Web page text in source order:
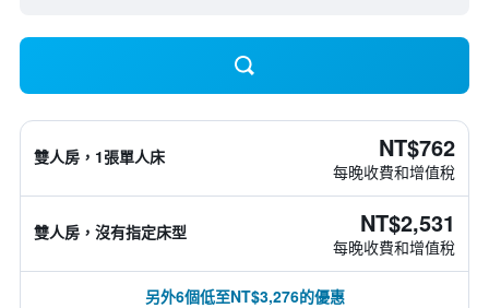
雙人房，1張單人床 NT$762
每晚收費和增值稅
雙人房，沒有指定床型 NT$2,531
每晚收費和增值稅
另外6個低至NT$3,276的優惠